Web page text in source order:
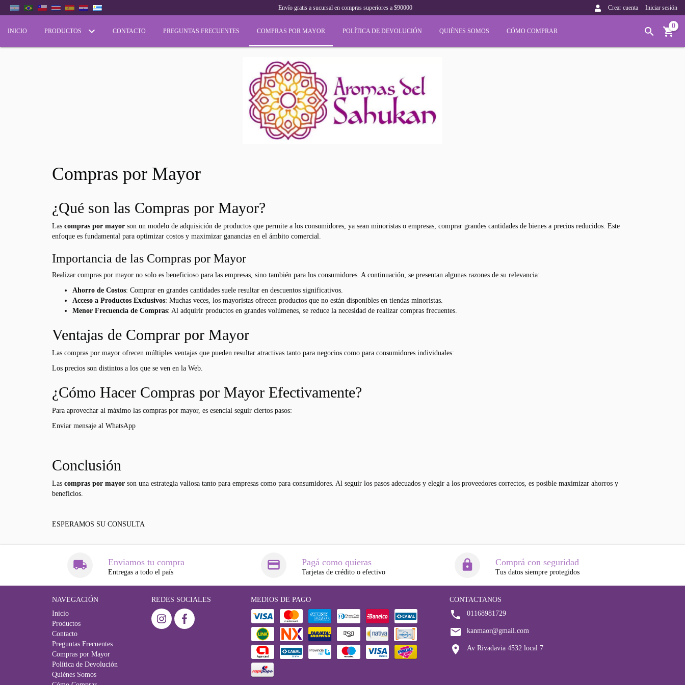
Envío gratis a sucursal en compras superiores a $90000 Crear cuenta Iniciar sesión
INICIO PRODUCTOS CONTACTO PREGUNTAS FRECUENTES COMPRAS POR MAYOR POLÍTICA DE DEVOLUCIÓN QUIÉNES SOMOS CÓMO COMPRAR
0
Compras por Mayor
¿Qué son las Compras por Mayor?
Las compras por mayor son un modelo de adquisición de productos que permite a los consumidores, ya sean minoristas o empresas, comprar grandes cantidades de bienes a precios reducidos. Este
enfoque es fundamental para optimizar costos y maximizar ganancias en el ámbito comercial.
Importancia de las Compras por Mayor
Realizar compras por mayor no solo es beneficioso para las empresas, sino también para los consumidores. A continuación, se presentan algunas razones de su relevancia:
Ahorro de Costos: Comprar en grandes cantidades suele resultar en descuentos significativos.
Acceso a Productos Exclusivos: Muchas veces, los mayoristas ofrecen productos que no están disponibles en tiendas minoristas.
Menor Frecuencia de Compras: Al adquirir productos en grandes volúmenes, se reduce la necesidad de realizar compras frecuentes.
Ventajas de Comprar por Mayor
Las compras por mayor ofrecen múltiples ventajas que pueden resultar atractivas tanto para negocios como para consumidores individuales:
Los precios son distintos a los que se ven en la Web.
¿Cómo Hacer Compras por Mayor Efectivamente?
Para aprovechar al máximo las compras por mayor, es esencial seguir ciertos pasos:
Enviar mensaje al WhatsApp
Conclusión
Las compras por mayor son una estrategia valiosa tanto para empresas como para consumidores. Al seguir los pasos adecuados y elegir a los proveedores correctos, es posible maximizar ahorros y
beneficios.
ESPERAMOS SU CONSULTA
Enviamos tu compra
Entregas a todo el país
Pagá como quieras
Tarjetas de crédito o efectivo
Comprá con seguridad
Tus datos siempre protegidos
NAVEGACIÓN
Inicio
Productos
Contacto
Preguntas Frecuentes
Compras por Mayor
Política de Devolución
Quiénes Somos
REDES SOCIALES MEDIOS DE PAGO
CONTACTANOS
01168981729
kanmaor@gmail.com
Av Rivadavia 4532 local 7